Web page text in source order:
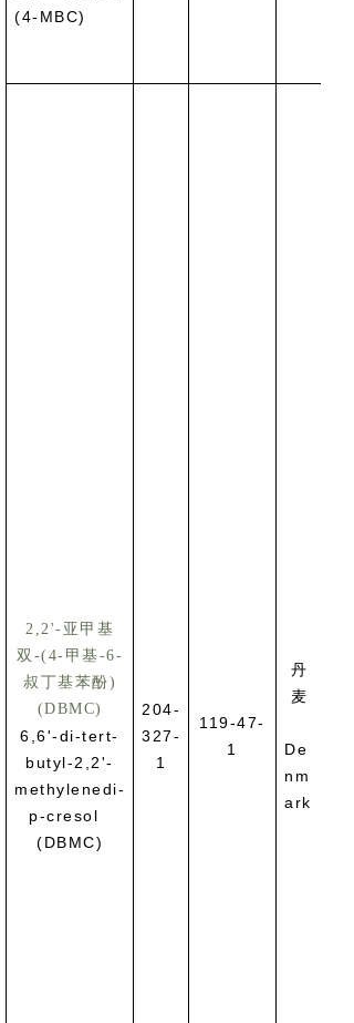
(4-MBC)
2,2'-亚甲基
双-(4-甲基-6-
叔丁基苯酚)
(DBMC)
6,6'-di-tert-
butyl-2,2'-
methylenedi-
p-cresol
(DBMC)
204-
327-
1
119-47-
1
丹
麦
De
nm
ark